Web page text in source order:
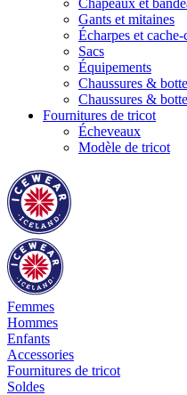
Chapeaux et
Gants et mitaines
Écharpes et cache-
Sacs
Équipements
Chaussures &
Chaussures &
Fournitures de tricot
Écheveaux
Modèle de tricot
Femmes
Hommes
Enfants
Accessories
Fournitures de tricot
Soldes